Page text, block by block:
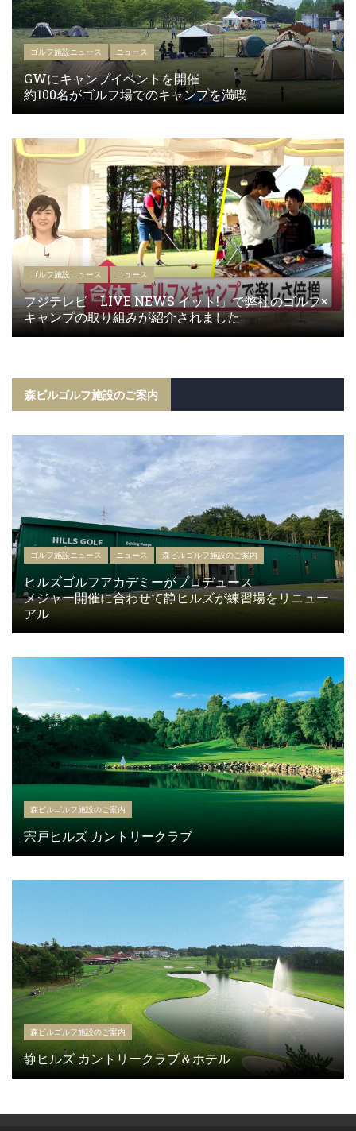
ゴルフ施設ニュース ニュース
GWにキャンプイベントを開催
約100名がゴルフ場でのキャンプを満喫
ゴルフ施設ニュース ニュース
フジテレビ「LIVE NEWS イット!」で弊社のゴルフ×
キャンプの取り組みが紹介されました
森ビルゴルフ施設のご案内
ゴルフ施設ニュース ニュース 森ビルゴルフ施設のご案内
ヒルズゴルフアカデミーがプロデュース
メジャー開催に合わせて静ヒルズが練習場をリニュー
アル
森ビルゴルフ施設のご案内
宍戸ヒルズ カントリークラブ
森ビルゴルフ施設のご案内
静ヒルズ カントリークラブ＆ホテル